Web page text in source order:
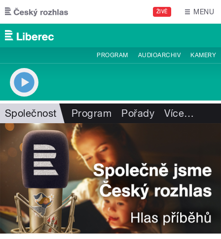
Přejít k hlavnímu obsahu
ŽIVĚ MENU
PROGRAM AUDIOARCHIV KAMERY
Společnost Program Pořady Více…